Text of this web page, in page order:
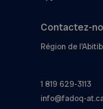
Contactez-
Région de
1 819 629-3113
info@fadoq-